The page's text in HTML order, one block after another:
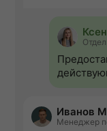
Иванов
Менеджер